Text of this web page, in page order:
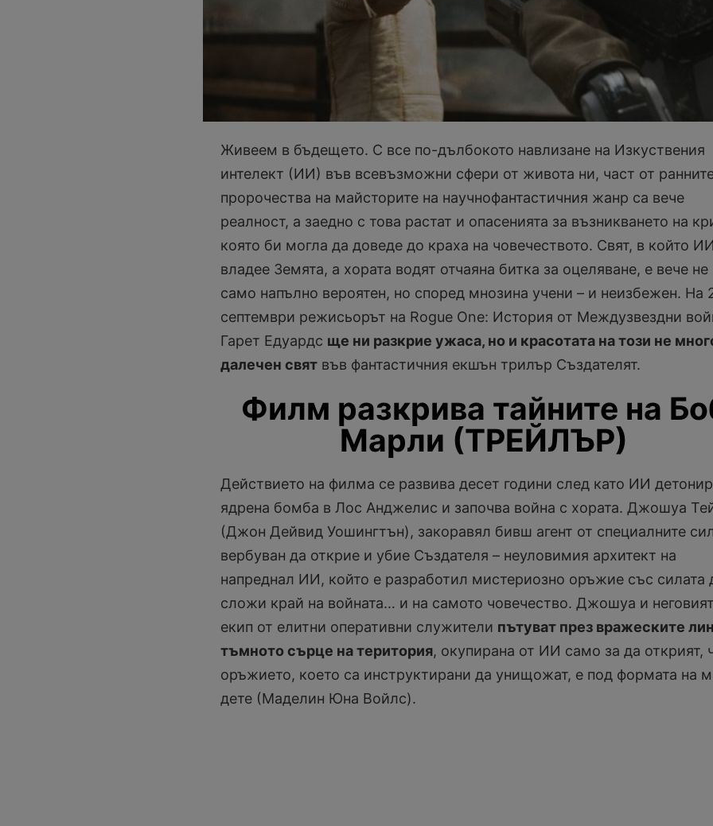
Живеем в бъдещето. С все по-дълбокото навлизане на Изкуствения
интелект (ИИ) във всевъзможни сфери от живота ни, част от
пророчества на майсторите на научнофантастичния жанр са вече
реалност, а заедно с това растат и опасенията за възникването на
която би могла да доведе до краха на човечеството. Свят, в който ИИ
владее Земята, а хората водят отчаяна битка за оцеляване, е вече не
само напълно вероятен, но според мнозина учени – и неизбежен. На
септември режисьорът на Rogue One: История от Междузвездни
Гарет Едуардс ще ни разкрие ужаса, но и красотата на този не
далечен свят във фантастичния екшън трилър Създателят.
Филм разкрива тайните на
Марли (ТРЕЙЛЪР)
Действието на филма се развива десет години след като ИИ
ядрена бомба в Лос Анджелис и започва война с хората. Джошуа
(Джон Дейвид Уошингтън), закоравял бивш агент от специалните
вербуван да открие и убие Създателя – неуловимия архитект на
напреднал ИИ, който е разработил мистериозно оръжие със силата
сложи край на войната… и на самото човечество. Джошуа и неговият
екип от елитни оперативни служители пътуват през вражеските
тъмното сърце на територия, окупирана от ИИ само за да открият,
оръжието, което са инструктирани да унищожат, е под формата на
дете (Маделин Юна Войлс).